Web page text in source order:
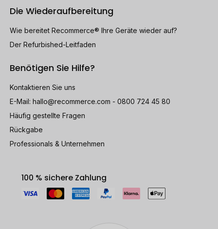
Die Wiederaufbereitung
Wie bereitet Recommerce® Ihre Geräte wieder auf?
Der Refurbished-Leitfaden
Benötigen Sie Hilfe?
Kontaktieren Sie uns
E-Mail: hallo@recommerce.com - 0800 724 45 80
Häufig gestellte Fragen
Rückgabe
Professionals & Unternehmen
100 % sichere Zahlung